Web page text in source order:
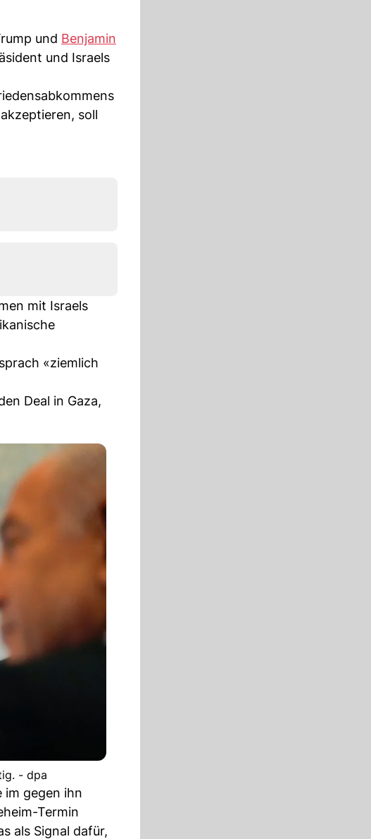
und Benjamin
und Israels
soll
mit Israels
«ziemlich
Deal in Gaza,
- dpa
im gegen ihn
Termin
als Signal dafür,